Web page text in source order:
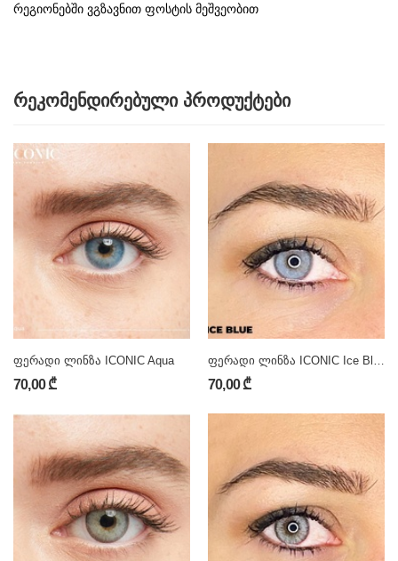
რეგიონებში ვგზავნით ფოსტის მეშვეობით
რეკომენდირებული პროდუქტები
ფერადი ლინზა ICONIC Aqua
70,00 ₾ 70,00 ₾